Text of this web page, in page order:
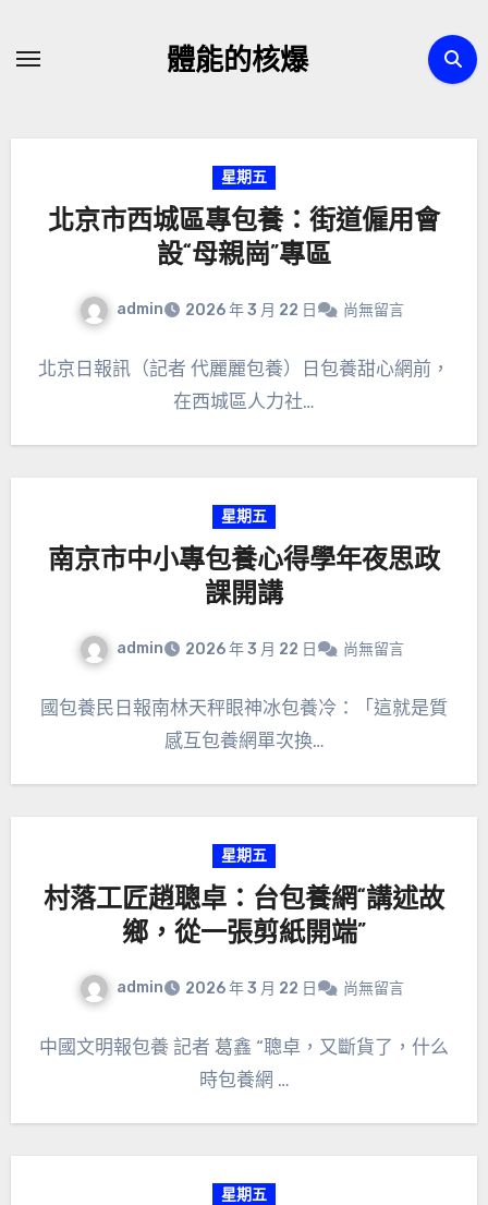
體能的核爆
星期五
北京市西城區專包養：街道僱用會
設“母親崗”專區
admin 2026 年 3 月 22 日 尚無留言
北京日報訊（記者 代麗麗包養）日包養甜心網前，
在西城區人力社…
星期五
南京市中小專包養心得學年夜思政
課開講
admin 2026 年 3 月 22 日 尚無留言
國包養民日報南林天秤眼神冰包養冷：「這就是質
感互包養網單次換…
星期五
村落工匠趙聰卓：台包養網“講述故
鄉，從一張剪紙開端”
admin 2026 年 3 月 22 日 尚無留言
中國文明報包養 記者 葛鑫 “聰卓，又斷貨了，什么
時包養網 …
星期五